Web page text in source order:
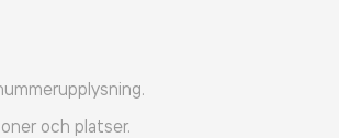
och platser.